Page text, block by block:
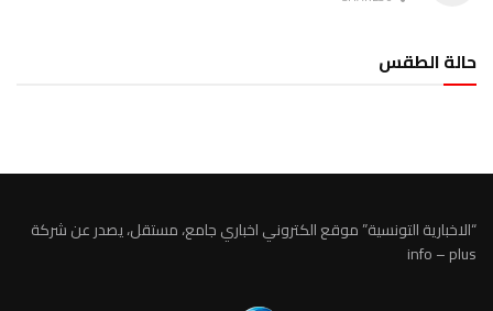
حالة الطقس
“الاخبارية التونسية” موقع الكتروني اخباري جامع، مستقل، يصدر عن شركة
info – plus